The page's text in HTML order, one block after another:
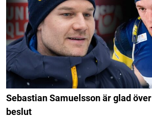
Sebastian Samuelsson är glad
beslut